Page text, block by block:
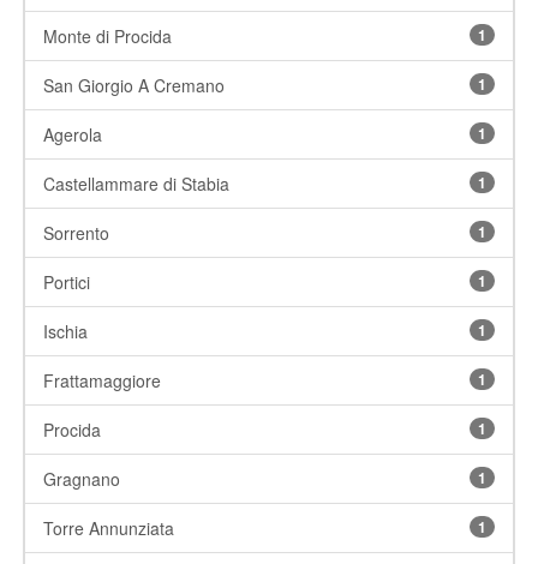
Monte di Procida 1
San Giorgio A Cremano 1
Agerola 1
Castellammare di Stabia 1
Sorrento 1
Portici 1
Ischia 1
Frattamaggiore 1
Procida 1
Gragnano 1
Torre Annunziata 1